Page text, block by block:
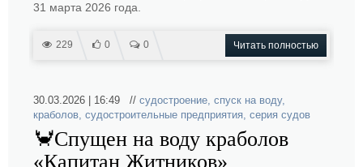
31 марта 2026 года.
229 0 0 Читать полностью
30.03.2026 | 16:49 // судостроение, спуск на воду,
краболов, судостроительные предприятия, серия судов
🦀Спущен на воду краболов
«Капитан Житников»